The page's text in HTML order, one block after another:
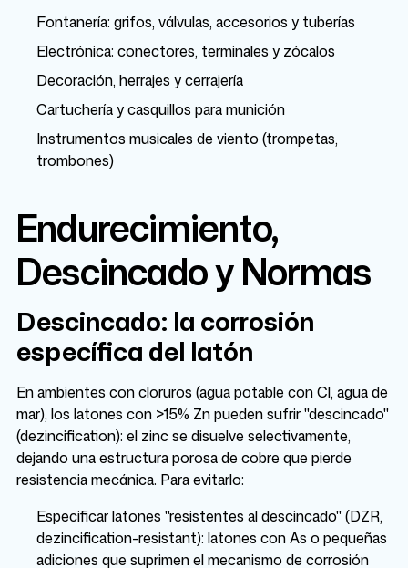
Fontanería: grifos, válvulas, accesorios y tuberías
Electrónica: conectores, terminales y zócalos
Decoración, herrajes y cerrajería
Cartuchería y casquillos para munición
Instrumentos musicales de viento (trompetas,
trombones)
Endurecimiento,
Descincado y Normas
Descincado: la corrosión
específica del latón
En ambientes con cloruros (agua potable con Cl, agua de
mar), los latones con >15% Zn pueden sufrir "descincado"
(dezincification): el zinc se disuelve selectivamente,
dejando una estructura porosa de cobre que pierde
resistencia mecánica. Para evitarlo:
Especificar latones "resistentes al descincado" (DZR,
dezincification-resistant): latones con As o pequeñas
adiciones que suprimen el mecanismo de corrosión